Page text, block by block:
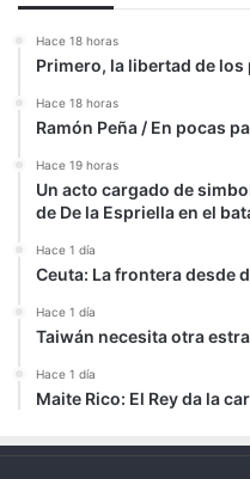
Hace 18 horas
Primero, la libertad de
Hace 18 horas
Ramón Peña / En pocas
Hace 19 horas
Un acto cargado de
de De la Espriella en el
Hace 1 día
Ceuta: La frontera desde
Hace 1 día
Taiwán necesita otra
Hace 1 día
Maite Rico: El Rey da la